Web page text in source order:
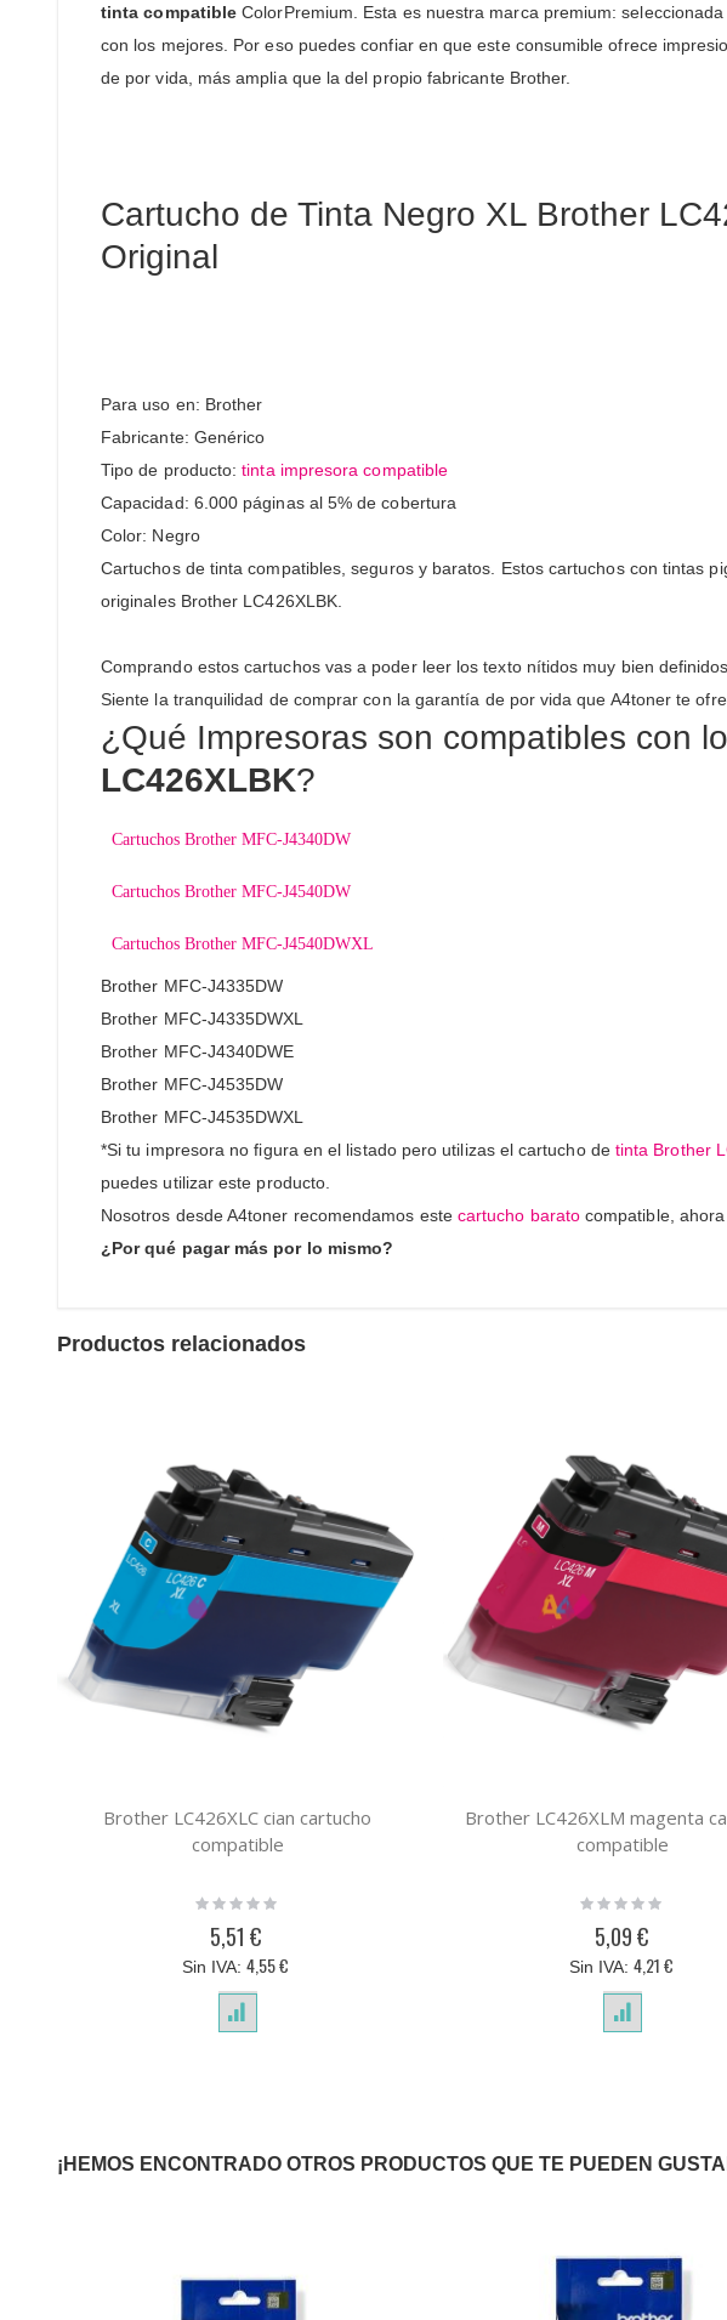
tinta compatible ColorPremium. Esta es nuestra marca premium:
con los mejores. Por eso puedes confiar en que este consumible ofrece
de por vida, más amplia que la del propio fabricante Brother.
Cartucho de Tinta Negro XL Brother
Original
Para uso en: Brother
Fabricante: Genérico
Tipo de producto:tinta impresora compatible
Capacidad: 6.000 páginas al 5% de cobertura
Color: Negro
Cartuchos de tinta compatibles, seguros y baratos. Estos cartuchos con tintas
originales Brother LC426XLBK.
Comprando estos cartuchos vas a poder leer los texto nítidos muy bien
Siente la tranquilidad de comprar con la garantía de por vida que A4toner te
¿Qué Impresoras son compatibles con
LC426XLBK?
Cartuchos Brother MFC-J4340DW
Cartuchos Brother MFC-J4540DW
Cartuchos Brother MFC-J4540DWXL
Brother MFC-J4335DW
Brother MFC-J4335DWXL
Brother MFC-J4340DWE
Brother MFC-J4535DW
Brother MFC-J4535DWXL
*Si tu impresora no figura en el listado pero utilizas el cartucho de tinta Brother
puedes utilizar este producto.
Nosotros desde A4toner recomendamos este cartucho baratocompatible, ahora
¿Por qué pagar más por lo mismo?
Productos relacionados
Brother LC426XLC cian cartucho
compatible
Rating:
5,51 €
4,55 €
Brother LC426XLM magenta
compatible
Rating:
5,09 €
4,21 €
¡HEMOS ENCONTRADO OTROS PRODUCTOS QUE TE PUEDEN